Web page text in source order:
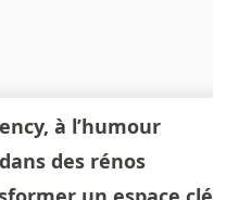
à l’humour
des rénos